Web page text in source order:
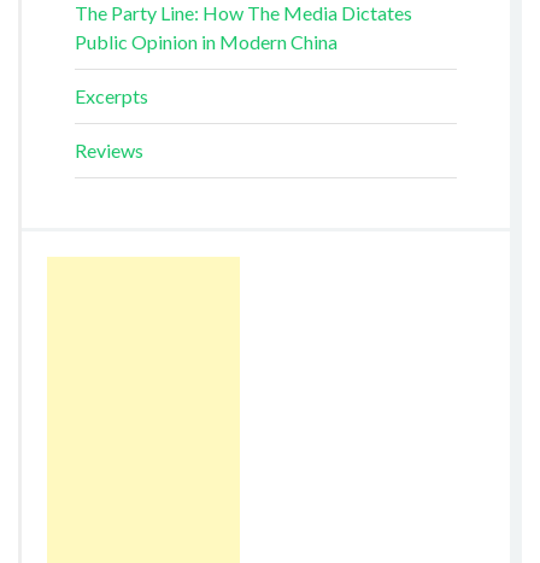
The Party Line: How The Media Dictates
Public Opinion in Modern China
Excerpts
Reviews